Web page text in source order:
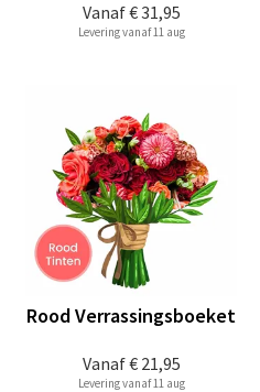
Vanaf€ 31,95
Levering vanaf 11 aug
Vanaf€ 21,95
Rood Verrassingsboeket
Levering vanaf 11 aug